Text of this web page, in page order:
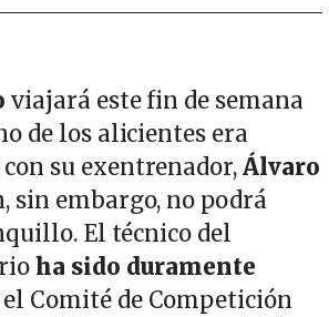
viajará este fin de semana
de los alicientes era
su exentrenador,Álvaro
sin embargo, no podrá
El técnico del
ha sido duramente
Comité de Competición